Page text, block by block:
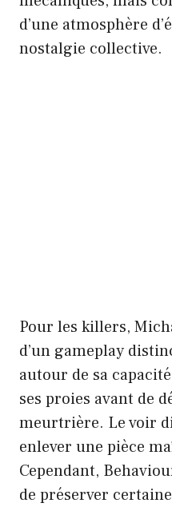
d’une atmosphère
nostalgie collective.
Pour les killers,
d’un gameplay
autour de sa
ses proies avant de
meurtrière. Le voir
enlever une pièce
Cependant,
de préserver